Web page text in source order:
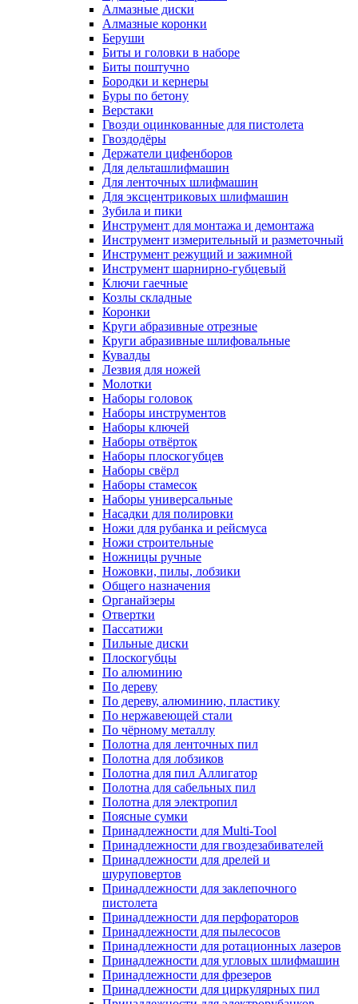
Алмазные диски
Алмазные коронки
Беруши
Биты и головки в наборе
Биты поштучно
Бородки и кернеры
Буры по бетону
Верстаки
Гвозди оцинкованные для пистолета
Гвоздодёры
Держатели цифенборов
Для дельташлифмашин
Для ленточных шлифмашин
Для эксцентриковых шлифмашин
Зубила и пики
Инструмент для монтажа и демонтажа
Инструмент измерительный и разметочный
Инструмент режущий и зажимной
Инструмент шарнирно-губцевый
Ключи гаечные
Козлы складные
Коронки
Круги абразивные отрезные
Круги абразивные шлифовальные
Кувалды
Лезвия для ножей
Молотки
Наборы головок
Наборы инструментов
Наборы ключей
Наборы отвёрток
Наборы плоскогубцев
Наборы свёрл
Наборы стамесок
Наборы универсальные
Насадки для полировки
Ножи для рубанка и рейсмуса
Ножи строительные
Ножницы ручные
Ножовки, пилы, лобзики
Общего назначения
Органайзеры
Отвертки
Пассатижи
Пильные диски
Плоскогубцы
По алюминию
По дереву
По дереву, алюминию, пластику
По нержавеющей стали
По чёрному металлу
Полотна для ленточных пил
Полотна для лобзиков
Полотна для пил Аллигатор
Полотна для сабельных пил
Полотна для электропил
Поясные сумки
Принадлежности для Multi-Tool
Принадлежности для гвоздезабивателей
Принадлежности для дрелей и
шуруповертов
Принадлежности для заклепочного
пистолета
Принадлежности для перфораторов
Принадлежности для пылесосов
Принадлежности для ротационных лазеров
Принадлежности для угловых шлифмашин
Принадлежности для фрезеров
Принадлежности для циркулярных пил